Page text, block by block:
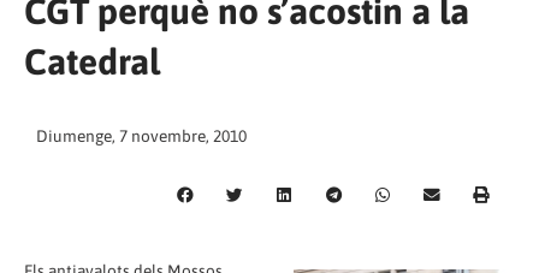
CGT perquè no s’acostin a la
Catedral
Diumenge, 7 novembre, 2010